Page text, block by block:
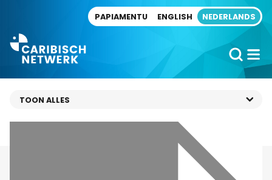
PAPIAMENTU ENGLISH NEDERLANDS